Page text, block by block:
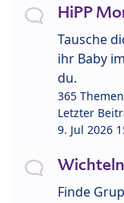
HiPP
Tausche
ihr Baby
du.
365
Letzter
9. Jul 2026
Finde